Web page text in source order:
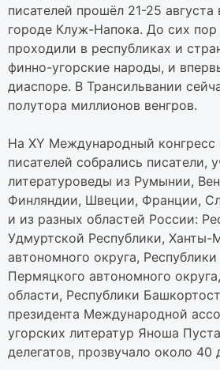
писателей прошёл 21-25
городе Клуж-Напока. До сих пор
проходили в республиках и
финно-угорские народы, и
диаспоре. В Трансильвании
полутора миллионов венгров.
На ХY Международный конгресс
писателей собрались писатели,
литературоведы из Румынии,
Финляндии, Швеции, Франции,
и из разных областей России:
Удмуртской Республики, Ханты-
автономного округа,
Пермяцкого автономного
области, Республики
президента Международной
угорских литератур Яноша
делегатов, прозвучало около 40